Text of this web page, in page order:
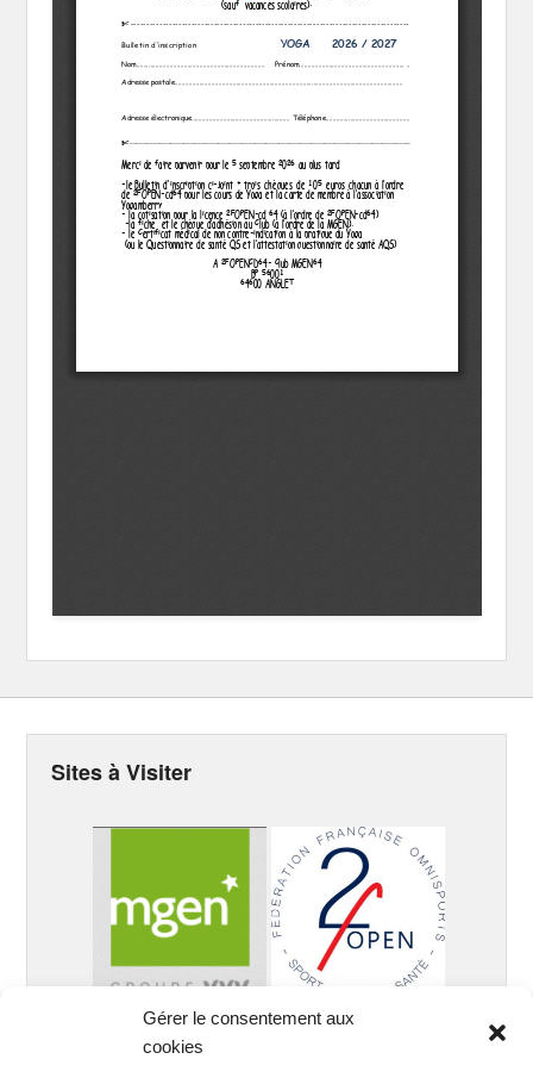
Gérer le consentement aux
cookies
Sites à Visiter